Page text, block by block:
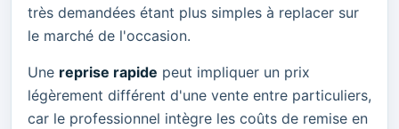
très demandées étant plus simples à replacer sur
le marché de l'occasion.
Une reprise rapide peut impliquer un prix
légèrement différent d'une vente entre particuliers,
car le professionnel intègre les coûts de remise en